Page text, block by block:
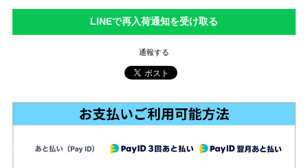
LINEで再入荷通知を受け取る
通報する